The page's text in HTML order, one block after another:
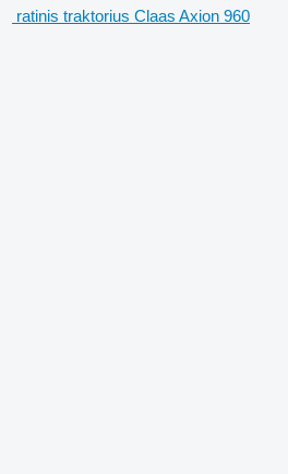
ratinis traktorius Claas Axion 960